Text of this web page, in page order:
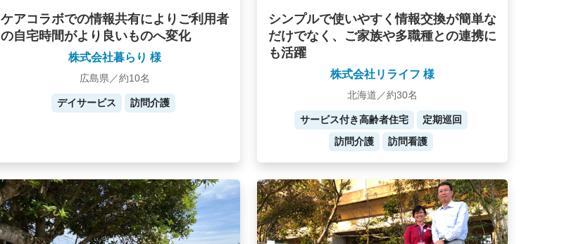
ケアコラボでの情報共有によりご利用者
の自宅時間がより良いものへ変化
株式会社暮らり 様
広島県／約10名
デイサービス 訪問介護
シンプルで使いやすく情報交換が簡単な
だけでなく、ご家族や多職種との連携に
も活躍
株式会社リライフ 様
北海道／約30名
サービス付き高齢者住宅
定期巡回
訪問介護
訪問看護